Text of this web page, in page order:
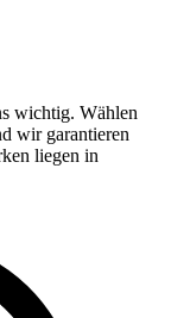
wichtig. Wählen
wir garantieren
liegen in